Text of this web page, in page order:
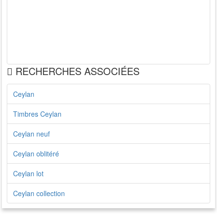
RECHERCHES ASSOCIÉES
Ceylan
Timbres Ceylan
Ceylan neuf
Ceylan oblitéré
Ceylan lot
Ceylan collection